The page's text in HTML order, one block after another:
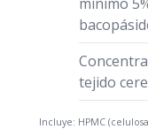
tejido
Incluye: HPMC